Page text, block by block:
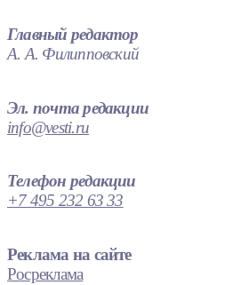
Главный редактор
А. А. Филипповский
Эл. почта редакции
info@vesti.ru
Телефон редакции
+7 495 232 63 33
Реклама на сайте
Росреклама